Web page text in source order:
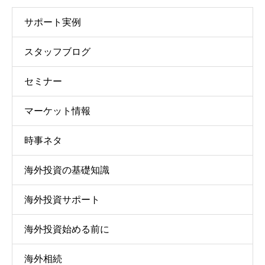
サポート実例
スタッフブログ
セミナー
マーケット情報
時事ネタ
海外投資の基礎知識
海外投資サポート
海外投資始める前に
海外相続